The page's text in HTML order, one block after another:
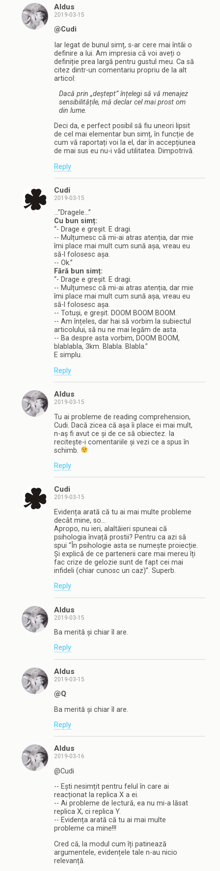
Aldus
2019-03-15
@Cudi
Iar legat de bunul simț, s-ar cere mai întâi o
definire a lui. Am impresia că voi aveți o
definiție prea largă pentru gustul meu. Ca să
citez dintr-un comentariu propriu de la alt
articol:
Dacă prin „deștept” înțelegi să vă menajez
sensibilitățile, mă declar cel mai prost om
din lume.
Deci da, e perfect posibil să fiu uneori lipsit
de cel mai elementar bun simț, în funcție de
cum vă raportați voi la el, dar în accepțiunea
de mai sus eu nu-i văd utilitatea. Dimpotrivă.
Reply
Cudi
2019-03-15
…”Dragele…”
Cu bun simț:
“- Drage e greșit. E dragi.
-- Mulțumesc că mi-ai atras atenția, dar mie
îmi place mai mult cum sună așa, vreau eu
să-l folosesc așa.
-- Ok.”
Fără bun simț:
“- Drage e greșit. E dragi.
-- Mulțumesc că mi-ai atras atenția, dar mie
îmi place mai mult cum sună așa, vreau eu
să-l folosesc așa.
-- Totuși, e greșit. DOOM BOOM BOOM.
-- Am înțeles, dar hai să vorbim la subiectul
articolului, să nu ne mai legăm de asta.
-- Ba despre asta vorbim, DOOM BOOM,
blablabla, 3km. Blabla. Blabla.”
E simplu.
Reply
Aldus
2019-03-15
Tu ai probleme de reading comprehension,
Cudi. Dacă zicea că așa îi place ei mai mult,
n-aș fi avut ce și de ce să obiectez. Ia
recitește-i comentariile și vezi ce a spus în
schimb.
Reply
Cudi
2019-03-15
Evidența arată că tu ai mai multe probleme
decât mine, so…
Apropo, nu ieri, alaltăieri spuneai că
psihologia învață prostii? Pentru ca azi să
spui “În psihologie asta se numește proiecție.
Și explică de ce partenerii care mai mereu îți
fac crize de gelozie sunt de fapt cei mai
infideli (chiar cunosc un caz)”. Superb.
Reply
Aldus
2019-03-15
Ba merită și chiar îl are.
Reply
Aldus
2019-03-15
@Q
Ba merită și chiar îl are.
Reply
Aldus
2019-03-16
@Cudi
-- Ești nesimțit pentru felul în care ai
reacționat la replica X a ei.
-- Ai probleme de lectură, ea nu mi-a lăsat
replica X, ci replica Y.
-- Evidența arată că tu ai mai multe
probleme ca mine!!!
Cred că, la modul cum îți patinează
argumentele, evidențele tale n-au nicio
relevanță.